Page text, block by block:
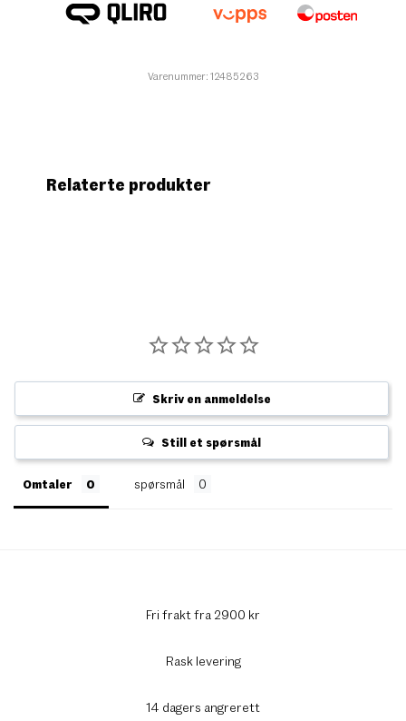
Varenummer: 12485263
Relaterte produkter
Skriv en anmeldelse
Still et spørsmål
Omtaler spørsmål
Fri frakt fra 2900 kr
Rask levering
14 dagers angrerett